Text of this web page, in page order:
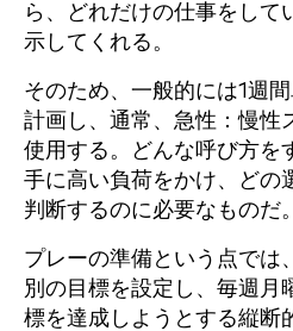
ら、どれだけの仕事をして
示してくれる。
そのため、一般的には1週
計画し、通常、急性：慢性
使用する。どんな呼び方を
手に高い負荷をかけ、どの
判断するのに必要なものだ。
プレーの準備という点では
別の目標を設定し、毎週月
標を達成しようとする縦断